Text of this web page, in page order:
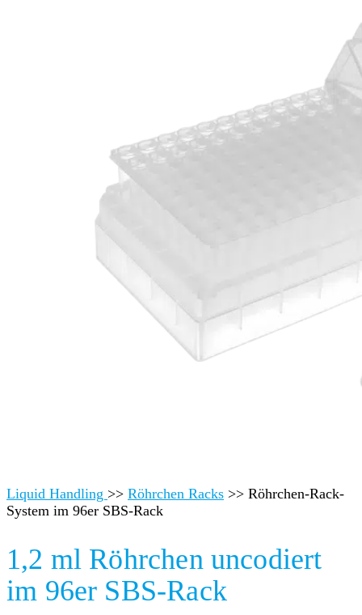
Liquid Handling >> Röhrchen Racks >> Röhrchen-Rack-
System im 96er SBS-Rack
1,2 ml Röhrchen uncodiert
im 96er SBS-Rack